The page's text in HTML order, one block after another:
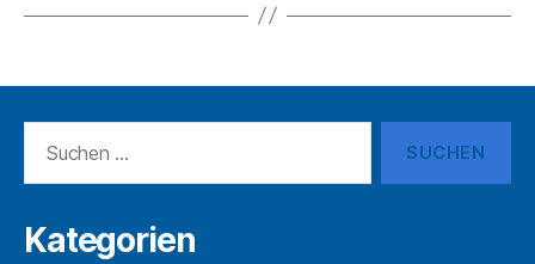
nach:
Kategorien